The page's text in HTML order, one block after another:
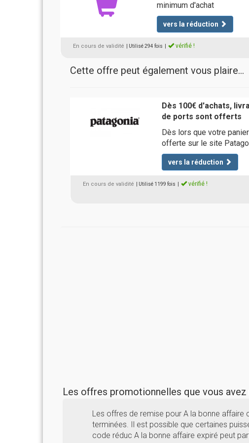
minimum d'achat
vers la réduction
En cours de validité | Utilisé 294 fois vérifié !
Cette offre peut également vous plaire...
Dès 100€ d'achats,
de ports sont offerts
Dès lors que votre
offerte sur le site
vers la réduction
En cours de validité | Utilisé 1199 fois vérifié !
Les offres promotionnelles que vous avez
Les offres de remise pour A la bonne
terminées. Il est possible que certaines
code réduc A la bonne affaire expiré peut